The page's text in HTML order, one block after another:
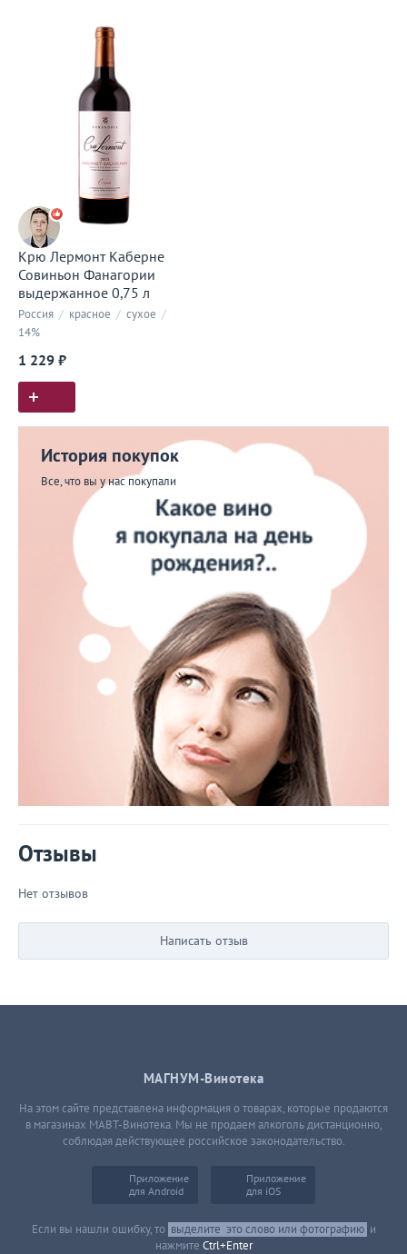
Крю Лермонт Каберне
Совиньон Фанагории
выдержанное 0,75 л
Россия / красное / сухое /
14%
1 229 ₽
История покупок
Все, что вы у нас покупали
Отзывы
Нет отзывов
Написать отзыв
МАГНУМ-Винотека
На этом сайте представлена информация о товарах, которые продаются
в магазинах МАВТ-Винотека. Мы не продаем алкоголь дистанционно,
соблюдая действующее российское законодательство.
Приложение
для Android
Приложение
для iOS
Если вы нашли ошибку, то выделите это слово или фотографию и
нажмите Ctrl+Enter